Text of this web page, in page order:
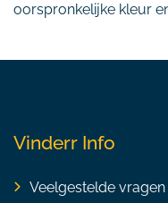
oorspronkelijke kleur
Vinderr Info
Veelgestelde vragen